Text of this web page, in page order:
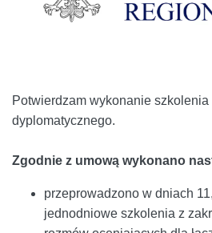
Potwierdzam wykonanie szkolenia
dyplomatycznego.
Zgodnie z umową wykonano
przeprowadzono w dniach
jednodniowe szkolenia z